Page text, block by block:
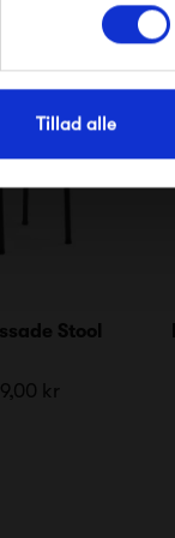
Tillad alle
Stool
kr